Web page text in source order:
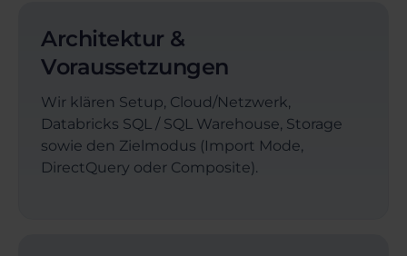
Architektur &
Voraussetzungen
Wir klären Setup, Cloud/Netzwerk,
Databricks SQL / SQL Warehouse, Storage
sowie den Zielmodus (Import Mode,
DirectQuery oder Composite).